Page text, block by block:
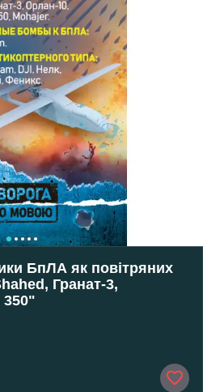
БпЛА як повітряних
Гранат-3,
350"